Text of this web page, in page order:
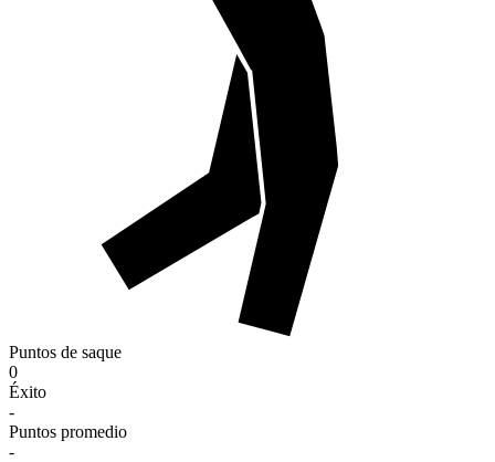
Puntos de saque
0
Éxito
-
Puntos promedio
-